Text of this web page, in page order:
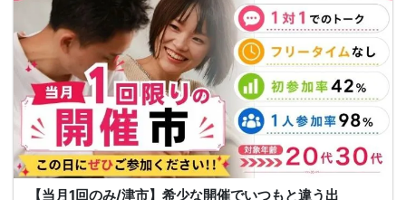
【当月1回のみ/津市】希少な開催でいつもと違う出